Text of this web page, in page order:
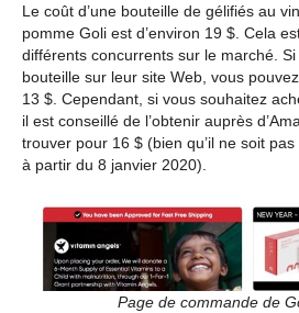
Le coût d’une bouteille de gélifiés au
pomme Goli est d’environ 19 $. Cela
différents concurrents sur le marché. Si
bouteille sur leur site Web, vous
13 $. Cependant, si vous souhaitez
il est conseillé de l’obtenir auprès
trouver pour 16 $ (bien qu’il ne soit
à partir du 8 janvier 2020).
Page de commande de